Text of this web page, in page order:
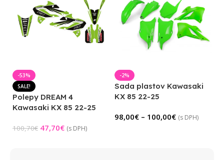
-53%
SALE!
Polepy DREAM 4
Kawasaki KX 85 22-25
100,70€ 47,70€ (s DPH)
-2%
Sada plastov Kawasaki
KX 85 22-25
98,00€ – 100,00€ (s DPH)